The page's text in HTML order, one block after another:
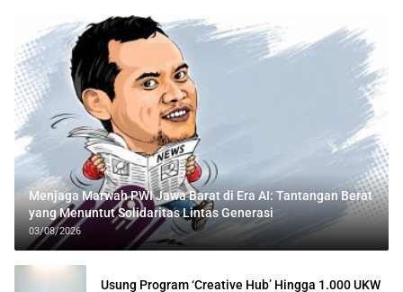
Menjaga Marwah PWI Jawa Barat di Era AI: Tantangan Berat
yang Menuntut Solidaritas Lintas Generasi
03/08/2026
Usung Program ‘Creative Hub’ Hingga 1.000 UKW